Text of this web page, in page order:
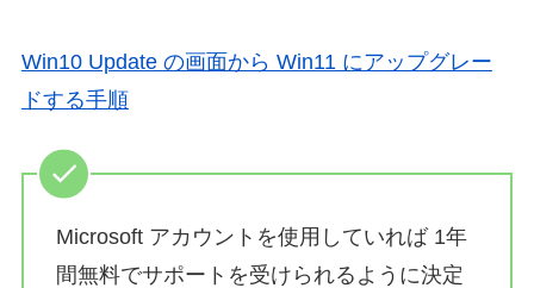
Win10 Update の画面から Win11 にアップグレー
ドする手順
Microsoft アカウントを使用していれば 1年
間無料でサポートを受けられるように決定